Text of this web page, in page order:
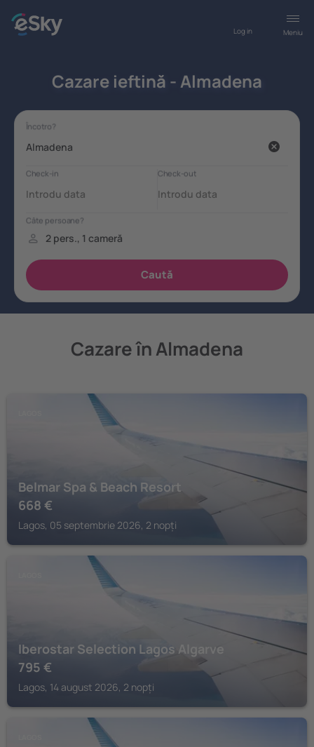
Meniu
Log in
Cazare ieftină - Almadena
Cazare în Almadena
Belmar Spa & Beach Resort
668 €
Lagos, 05 septembrie 2026, 2 nopți
Iberostar Selection Lagos Algarve
795 €
Lagos, 14 august 2026, 2 nopți